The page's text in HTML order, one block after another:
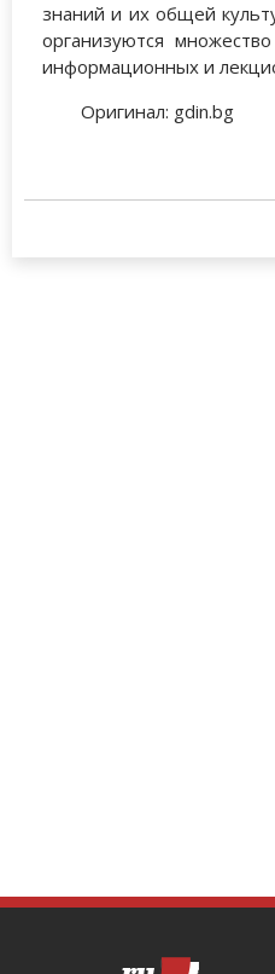
знаний и их общей
организуются
информационных и
Оригинал: gdin.bg